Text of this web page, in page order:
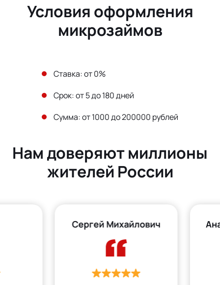
Условия оформления
микрозаймов
Ставка: от 0%
Срок: от 5 до 180 дней
Сумма: от 1000 до 200000 рублей
Нам доверяют миллионы
жителей России
Сергей Михайлович